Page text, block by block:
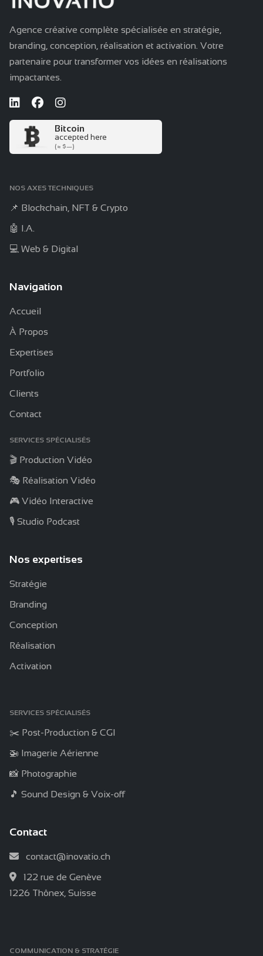
Agence créative complète spécialisée en stratégie,
branding, conception, réalisation et activation. Votre
partenaire pour transformer vos idées en réalisations
impactantes.
Bitcoin
accepted here
(≈ $—)
NOS AXES TECHNIQUES
📌 Blockchain, NFT & Crypto
🤖 I.A.
💻 Web & Digital
Navigation
Accueil
À Propos
Expertises
Portfolio
Clients
Contact
SERVICES SPÉCIALISÉS
🎬 Production Vidéo
🎭 Réalisation Vidéo
🎮 Vidéo Interactive
🎙️ Studio Podcast
Nos expertises
Stratégie
Branding
Conception
Réalisation
Activation
SERVICES SPÉCIALISÉS
✂️ Post-Production & CGI
🚁 Imagerie Aérienne
📸 Photographie
🎵 Sound Design & Voix-off
Contact
contact@inovatio.ch
122 rue de Genève
1226 Thônex, Suisse
COMMUNICATION & STRATÉGIE